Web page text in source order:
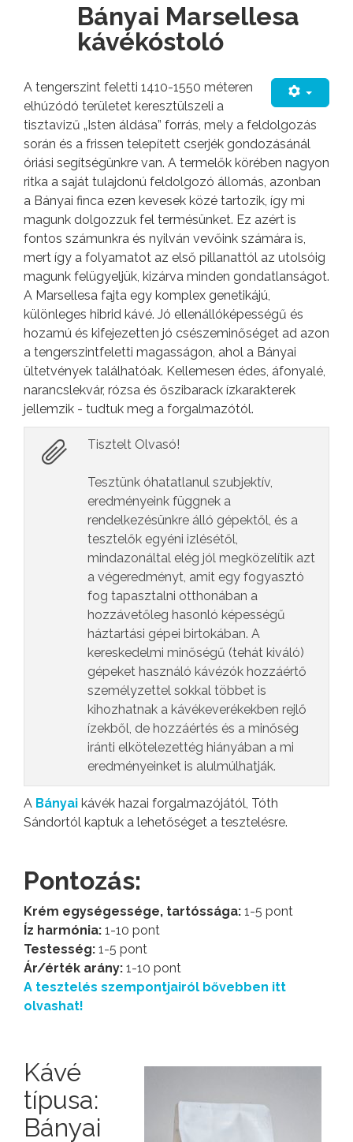
Bányai Marsellesa
kávékóstoló
A tengerszint feletti 1410-1550 méteren
elhúzódó területet keresztülszeli a
tisztavizű „Isten áldása” forrás, mely a feldolgozás
során és a frissen telepített cserjék gondozásánál
óriási segítségünkre van. A termelők körében nagyon
ritka a saját tulajdonú feldolgozó állomás, azonban
a Bányai finca ezen kevesek közé tartozik, így mi
magunk dolgozzuk fel termésünket. Ez azért is
fontos számunkra és nyilván vevőink számára is,
mert így a folyamatot az első pillanattól az utolsóig
magunk felügyeljük, kizárva minden gondatlanságot.
A Marsellesa fajta egy komplex genetikájú,
különleges hibrid kávé. Jó ellenállóképességű és
hozamú és kifejezetten jó csészeminőséget ad azon
a tengerszintfeletti magasságon, ahol a Bányai
ültetvények találhatóak. Kellemesen édes, áfonyalé,
narancslekvár, rózsa és őszibarack ízkarakterek
jellemzik - tudtuk meg a forgalmazótól.
Tisztelt Olvasó!
Tesztünk óhatatlanul szubjektív,
eredményeink függnek a
rendelkezésünkre álló gépektől, és a
tesztelők egyéni izlésétől,
mindazonáltal elég jól megközelítik azt
a végeredményt, amit egy fogyasztó
fog tapasztalni otthonában a
hozzávetőleg hasonló képességű
háztartási gépei birtokában. A
kereskedelmi minőségű (tehát kiváló)
gépeket használó kávézók hozzáértő
személyzettel sokkal többet is
kihozhatnak a kávékeverékekben rejlő
ízekből, de hozzáértés és a minőség
iránti elkötelezettég hiányában a mi
eredményeinket is alulmúlhatják.
A Bányai kávék hazai forgalmazójától, Tóth
Sándortól kaptuk a lehetőséget a tesztelésre.
Pontozás:
Krém egységessége, tartóssága: 1-5 pont
Íz harmónia: 1-10 pont
Testesség: 1-5 pont
Ár/érték arány: 1-10 pont
A tesztelés szempontjairól bővebben itt
olvashat!
Kávé
típusa:
Bányai